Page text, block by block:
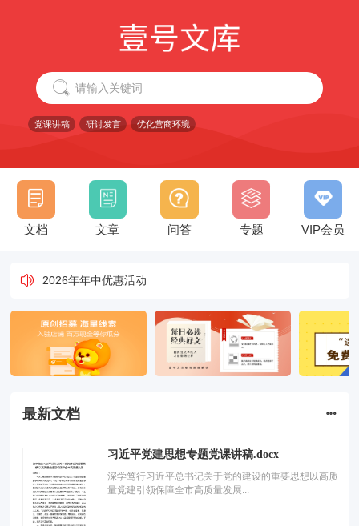
党课讲稿 研讨发言 优化营商环境
文档 文章 问答 专题 VIP会员
2026年年中优惠活动
最新文档
习近平党建思想专题党课讲稿.docx
深学笃行习近平总书记关于党的建设的重要思想以高质
量党建引领保障全市高质量发展...